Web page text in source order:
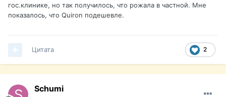
гос.клинике, но так получилось, что рожала в частной. Мне
показалось, что Quiron подешевле.
2
Цитата
Schumi